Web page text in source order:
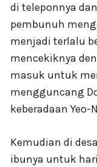
di teleponnya
pembunuh
menjadi terlalu
mencekiknya
masuk untuk
mengguncang
keberadaan Yeo-
Kemudian di
ibunya untuk